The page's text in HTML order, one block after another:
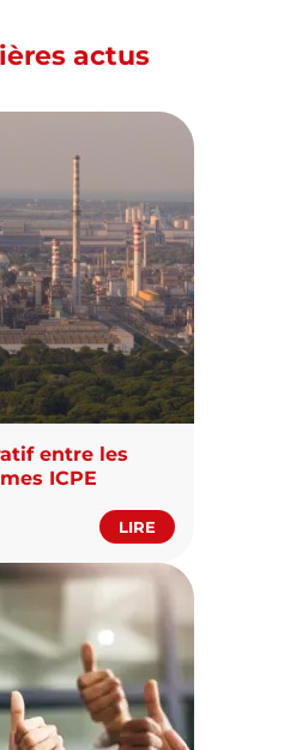
actus
entre les
ICPE
LIRE